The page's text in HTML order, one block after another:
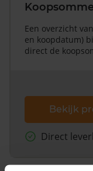
Een overzicht
en koopdatum)
direct de
Bekijk
Direct